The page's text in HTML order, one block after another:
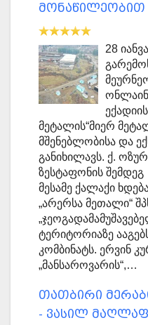
მონაწილეობით
28
ონლაინ
მეტალის“მიერ
მშენებლობისა და
განიხილავს. ქ.
ზესტაფონის
მესამე ქალაქი
„არერსა მეთალი“
ტერიტორიაზე
კომბინატს. ერვინ
„მანსაროვარის“,…
თათბირი
- ვასილ